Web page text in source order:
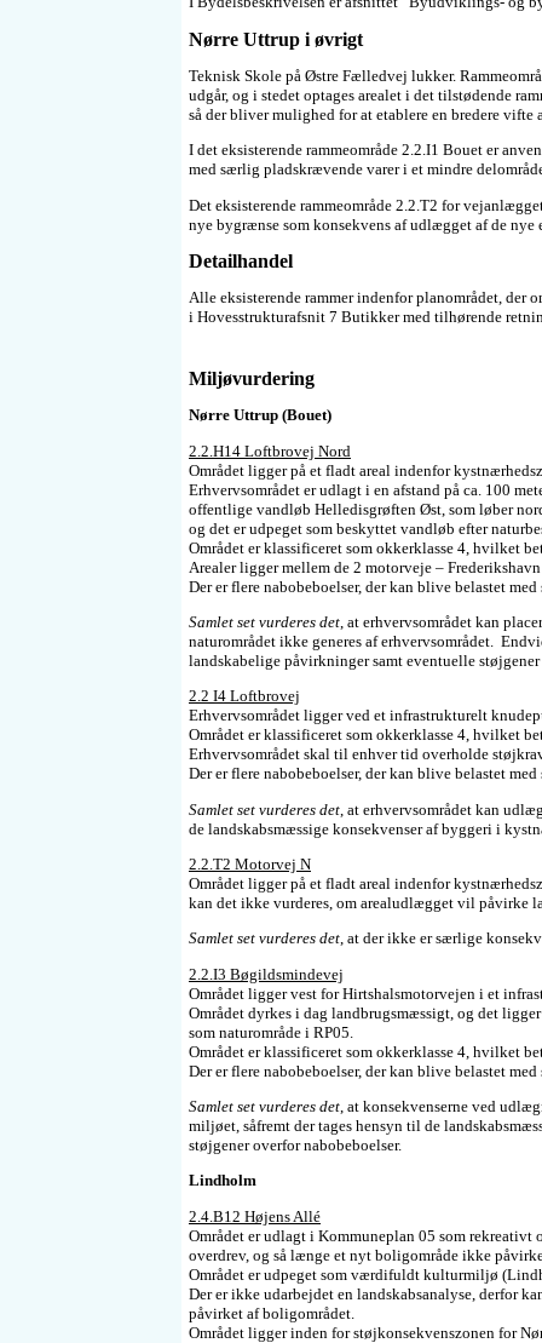
Nørre Uttrup i øvrigt
Teknisk Skole på Østre Fælledvej lukker.
udgår, og i stedet optages arealet i det tilstødende
så der bliver mulighed for at etablere en bredere vifte
I det eksisterende rammeområde 2.2.I1 Bouet er
med særlig pladskrævende varer i et mindre
Det eksisterende rammeområde 2.2.T2 for
nye bygrænse som konsekvens af udlægget af de nye
Detailhandel
Alle eksisterende rammer indenfor planområdet, der
i Hovesstrukturafsnit 7 Butikker med tilhørende
Miljøvurdering
Nørre Uttrup (Bouet)
2.2.H14 Loftbrovej Nord
Området ligger på et fladt areal indenfor
Erhvervsområdet er udlagt i en afstand på ca. 100
offentlige vandløb Helledisgrøften Øst, som løber
og det er udpeget som beskyttet vandløb efter
Området er klassificeret som okkerklasse 4, hvilket
Arealer ligger mellem de 2 motorveje –
Der er flere nabobeboelser, der kan blive belastet
Samlet set vurderes det , at erhvervsområdet kan
naturområdet ikke generes af erhvervsområdet.
landskabelige påvirkninger samt eventuelle
2.2 I4 Loftbrovej
Erhvervsområdet ligger ved et infrastrukturelt
Området er klassificeret som okkerklasse 4, hvilket
Erhvervsområdet skal til enhver tid overholde
Der er flere nabobeboelser, der kan blive belastet
Samlet set vurderes det , at erhvervsområdet kan
de landskabsmæssige konsekvenser af byggeri i
2.2.T2 Motorvej N
Området ligger på et fladt areal indenfor
kan det ikke vurderes, om arealudlægget vil påvirke
Samlet set vurderes det, at der ikke er særlige
2.2.I3 Bøgildsmindevej
Området ligger vest for Hirtshalsmotorvejen i et
Området dyrkes i dag landbrugsmæssigt, og det
som naturområde i RP05.
Området er klassificeret som okkerklasse 4, hvilket
Der er flere nabobeboelser, der kan blive belastet
Samlet set vurderes det , at konsekvenserne ved
miljøet, såfremt der tages hensyn til de
støjgener overfor nabobeboelser.
Lindholm
2.4.B12 Højens Allé
Området er udlagt i Kommuneplan 05 som rekreativt
overdrev, og så længe et nyt boligområde ikke
Området er udpeget som værdifuldt kulturmiljø
Der er ikke udarbejdet en landskabsanalyse, derfor
påvirket af boligområdet.
Området ligger inden for støjkonsekvenszonen for